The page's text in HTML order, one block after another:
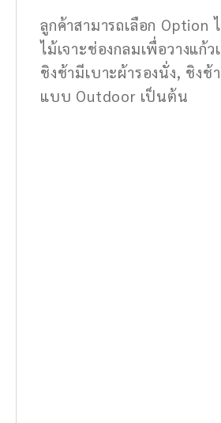
ลูกค้าสามารถเลือก Option
ไม้เจาะช่องกลมเพื่อวางแก้ว
ชิงช้ามีเบาะผ้ารองนั่ง, ชิง
แบบ Outdoor เป็นต้น